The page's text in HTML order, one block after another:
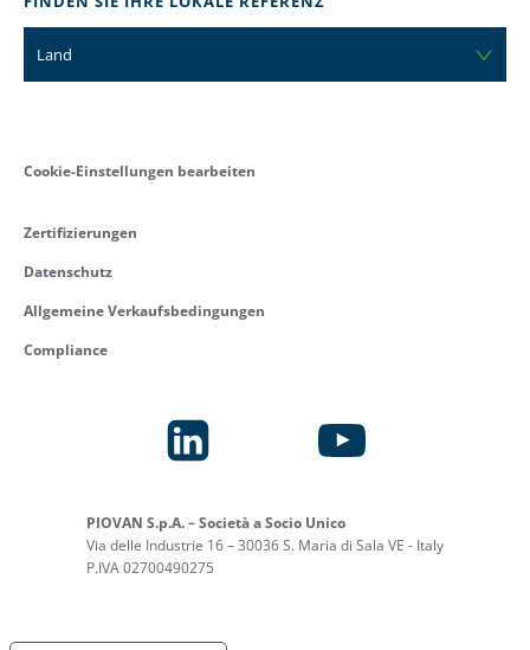
Land
PIOVAN S.p.A. – Società a Socio Unico
Via delle Industrie 16 – 30036 S. Maria di Sala VE - Italy
P.IVA 02700490275
Cookie-Einstellungen bearbeiten
Zertifizierungen
Datenschutz
Allgemeine Verkaufsbedingungen
Compliance